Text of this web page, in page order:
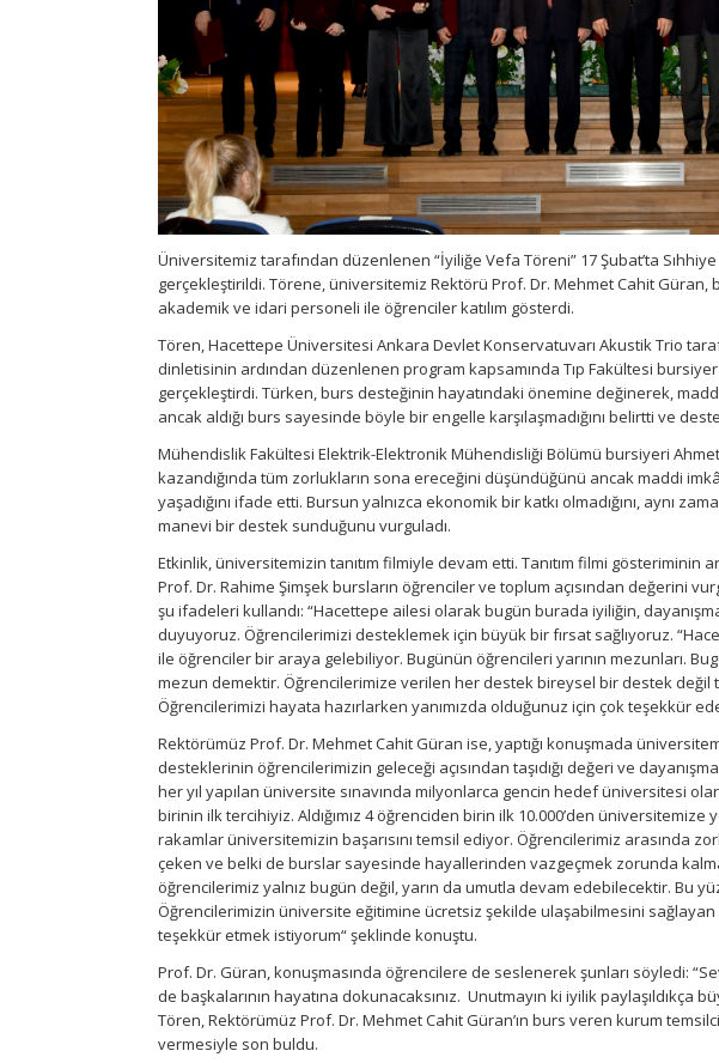
Üniversitemiz tarafından düzenlenen “İyiliğe Vefa Töreni” 17 Şubat’ta
gerçekleştirildi. Törene, üniversitemiz Rektörü Prof. Dr. Mehmet Cahit
akademik ve idari personeli ile öğrenciler katılım gösterdi.
Tören, Hacettepe Üniversitesi Ankara Devlet Konservatuvarı Akustik Trio
dinletisinin ardından düzenlenen program kapsamında Tıp Fakültesi
gerçekleştirdi. Türken, burs desteğinin hayatındaki önemine değinerek,
ancak aldığı burs sayesinde böyle bir engelle karşılaşmadığını belirtti ve
Mühendislik Fakültesi Elektrik-Elektronik Mühendisliği Bölümü bursiyeri
kazandığında tüm zorlukların sona ereceğini düşündüğünü ancak maddi
yaşadığını ifade etti. Bursun yalnızca ekonomik bir katkı olmadığını, aynı
manevi bir destek sunduğunu vurguladı.
Etkinlik, üniversitemizin tanıtım filmiyle devam etti. Tanıtım filmi
Prof. Dr. Rahime Şimşek bursların öğrenciler ve toplum açısından değerini
şu ifadeleri kullandı: “Hacettepe ailesi olarak bugün burada iyiliğin,
duyuyoruz. Öğrencilerimizi desteklemek için büyük bir fırsat sağlıyoruz.
ile öğrenciler bir araya gelebiliyor. Bugünün öğrencileri yarının mezunları.
mezun demektir. Öğrencilerimize verilen her destek bireysel bir destek değil
Öğrencilerimizi hayata hazırlarken yanımızda olduğunuz için çok teşekkür
Rektörümüz Prof. Dr. Mehmet Cahit Güran ise, yaptığı konuşmada
desteklerinin öğrencilerimizin geleceği açısından taşıdığı değeri ve
her yıl yapılan üniversite sınavında milyonlarca gencin hedef üniversitesi
birinin ilk tercihiyiz. Aldığımız 4 öğrenciden birin ilk 10.000’den
rakamlar üniversitemizin başarısını temsil ediyor. Öğrencilerimiz arasında
çeken ve belki de burslar sayesinde hayallerinden vazgeçmek zorunda
öğrencilerimiz yalnız bugün değil, yarın da umutla devam edebilecektir. Bu
Öğrencilerimizin üniversite eğitimine ücretsiz şekilde ulaşabilmesini
teşekkür etmek istiyorum“ şeklinde konuştu.
Prof. Dr. Güran, konuşmasında öğrencilere de seslenerek şunları söyledi:
de başkalarının hayatına dokunacaksınız. Unutmayın ki iyilik paylaşıldıkça
Tören, Rektörümüz Prof. Dr. Mehmet Cahit Güran’ın burs veren kurum
vermesiyle son buldu.